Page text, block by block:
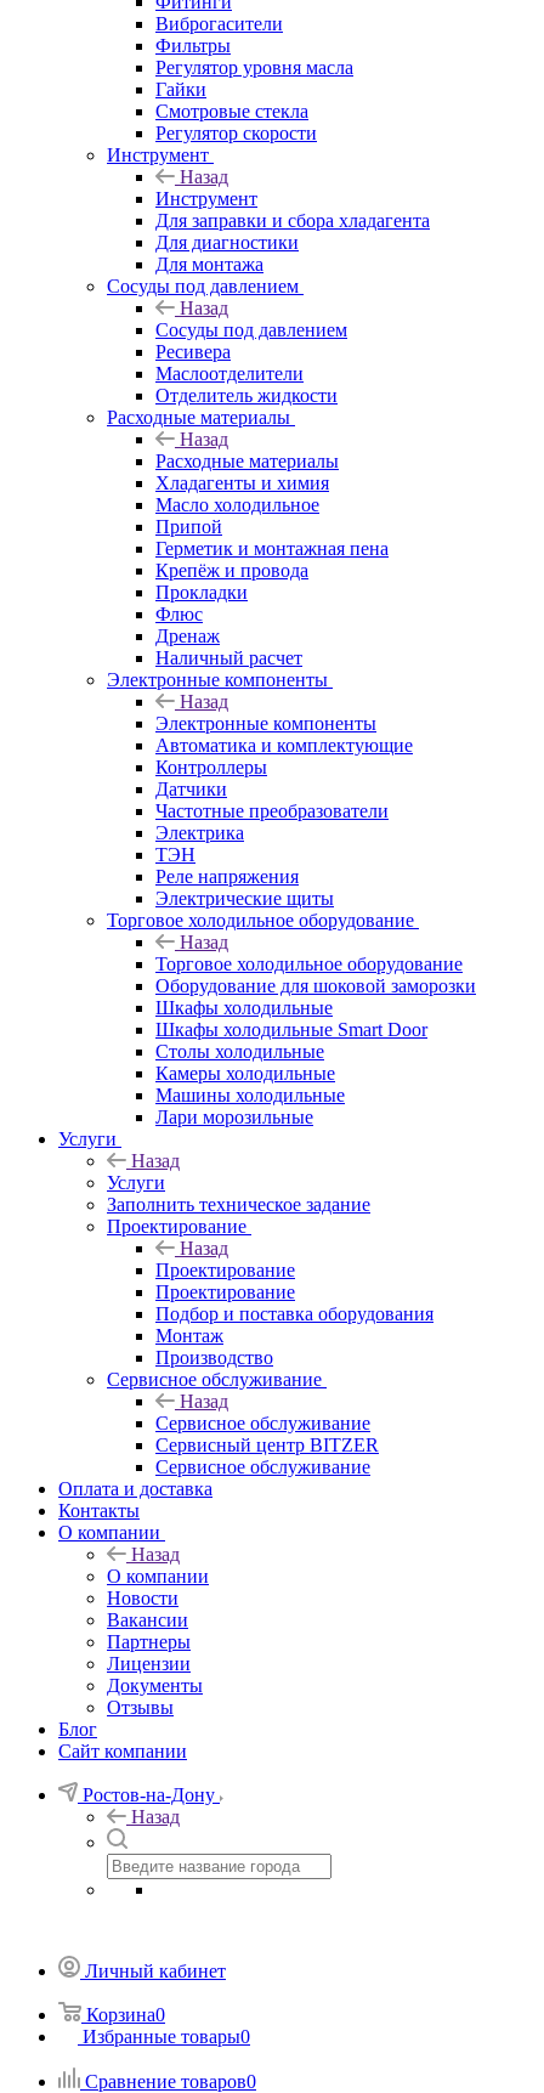
Виброгасители
Фильтры
Регулятор уровня масла
Гайки
Смотровые стекла
Регулятор скорости
Инструмент
Назад
Инструмент
Для заправки и сбора хладагента
Для диагностики
Для монтажа
Сосуды под давлением
Назад
Сосуды под давлением
Ресивера
Маслоотделители
Отделитель жидкости
Расходные материалы
Назад
Расходные материалы
Хладагенты и химия
Масло холодильное
Припой
Герметик и монтажная пена
Крепёж и провода
Прокладки
Флюс
Дренаж
Наличный расчет
Электронные компоненты
Назад
Электронные компоненты
Автоматика и комплектующие
Контроллеры
Датчики
Частотные преобразователи
Электрика
ТЭН
Реле напряжения
Электрические щиты
Торговое холодильное оборудование
Назад
Торговое холодильное оборудование
Оборудование для шоковой заморозки
Шкафы холодильные
Шкафы холодильные Smart Door
Столы холодильные
Камеры холодильные
Машины холодильные
Лари морозильные
Услуги
Назад
Услуги
Заполнить техническое задание
Проектирование
Назад
Проектирование
Проектирование
Подбор и поставка оборудования
Монтаж
Производство
Сервисное обслуживание
Назад
Сервисное обслуживание
Сервисный центр BITZER
Сервисное обслуживание
Оплата и доставка
Контакты
О компании
Назад
О компании
Новости
Вакансии
Партнеры
Лицензии
Документы
Отзывы
Блог
Сайт компании
Ростов-на-Дону
Назад
Личный кабинет
Корзина0
Избранные товары0
Сравнение товаров0